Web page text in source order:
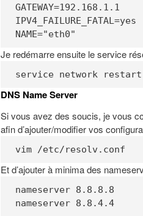
GATEWAY=192.168.1.1
IPV4_FAILURE_FATAL=yes
NAME="eth0"
Je redémarre ensuite le service
service network restart
DNS Name Server
Si vous avez des soucis, je vous
afin d’ajouter/modifier vos
vim /etc/resolv.conf
Et d’ajouter à minima des
nameserver 8.8.8.8
nameserver 8.8.4.4